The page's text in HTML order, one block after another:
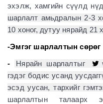
эхэлж, хамгийн сүүлд
шарлалт амьдралын 2-3
10 хоног, дутуу нярайд 21
-Эмгэг шарлалтын
-
Нярайн шарлалтыг
гэдэг бодис усанд
эсэд уусан, тархийг
шарлалтын талаарх